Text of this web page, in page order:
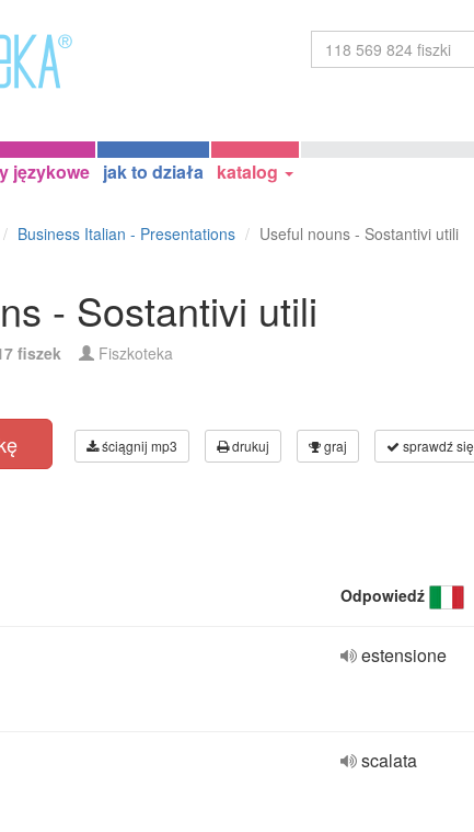
językowe jak to działa katalog
Business Italian - Presentations Useful nouns - Sostantivi utili
- Sostantivi utili
fiszek Fiszkoteka
ściągnij mp3 drukuj graj sprawdź się
Odpowiedź
estensione
scalata